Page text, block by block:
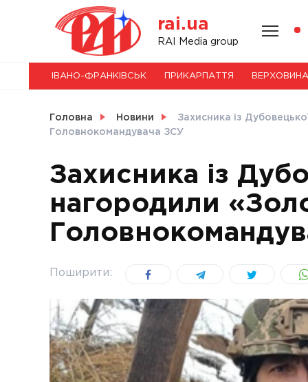
rai.ua
RAI Media group
НОВИНИ
СВІТ
УКРАЇНА
ІВАНО-ФРАНКІВСЬК ПРИКАРПАТТЯ ВЕРХОВИНА
Головна Новини
Захисника із
Головнокомандувача ЗСУ
Захисника із
нагородили
Поширити: